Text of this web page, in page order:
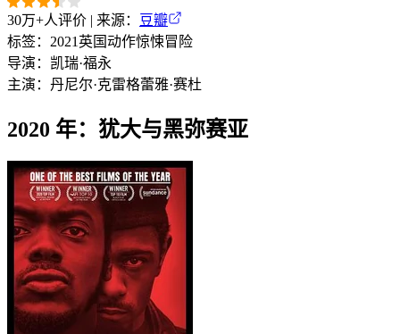
30万+人评价 | 来源：
豆瓣
标签： 2021英国动作惊悚冒险
导演： 凯瑞·福永
主演： 丹尼尔·克雷格蕾雅·赛杜
2020 年：犹大与黑弥赛亚